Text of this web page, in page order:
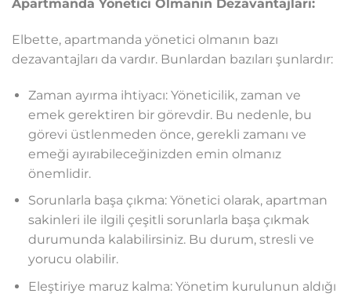
Apartmanda Yönetici Olmanın Dezavantajları:
Elbette, apartmanda yönetici olmanın bazı
dezavantajları da vardır. Bunlardan bazıları şunlardır:
Zaman ayırma ihtiyacı: Yöneticilik, zaman ve
emek gerektiren bir görevdir. Bu nedenle, bu
görevi üstlenmeden önce, gerekli zamanı ve
emeği ayırabileceğinizden emin olmanız
önemlidir.
Sorunlarla başa çıkma: Yönetici olarak, apartman
sakinleri ile ilgili çeşitli sorunlarla başa çıkmak
durumunda kalabilirsiniz. Bu durum, stresli ve
yorucu olabilir.
Eleştiriye maruz kalma: Yönetim kurulunun aldığı